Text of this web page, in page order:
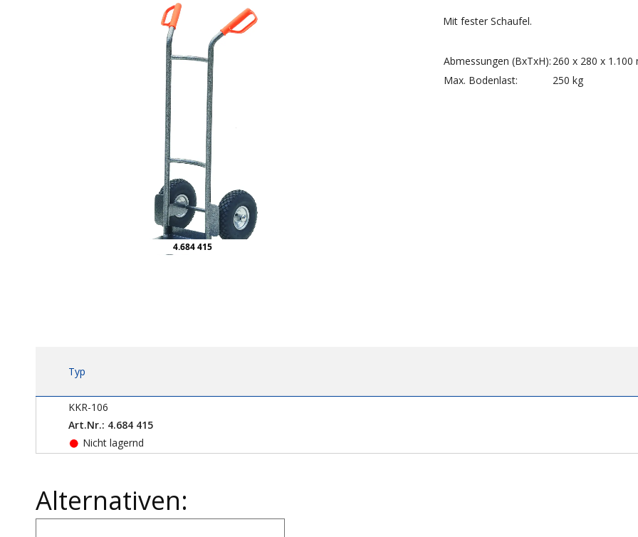
Mit fester Schaufel.
Abmessungen (BxTxH): 260 x 280 x 1.100
Max. Bodenlast:
250 kg
4.684 415
Typ
KKR-106
Art.Nr.: 4.684 415
Nicht lagernd
Alternativen: